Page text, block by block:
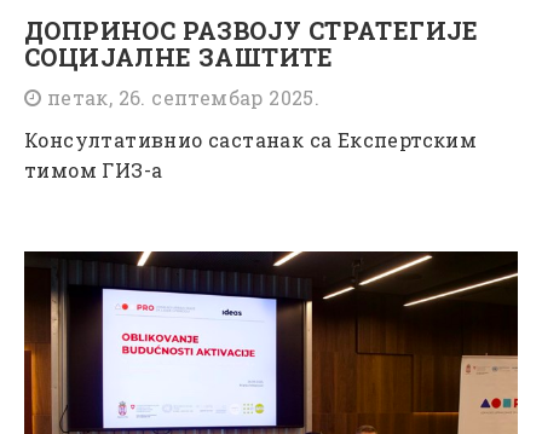
ДОПРИНОС РАЗВОЈУ СТРАТЕГИЈЕ
СОЦИЈАЛНЕ ЗАШТИТЕ
петак, 26. септембар 2025.
Консултативнио састанак са Експертским
тимом ГИЗ-а